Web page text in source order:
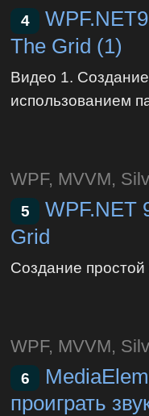
4
The Grid (1)
Видео 1.
использованием
WPF, MVVM,
5
WPF.NET
Grid
Создание
WPF, MVVM,
6
проиграть